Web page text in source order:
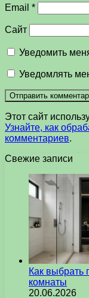
Email *
Сайт
Уведомить
Уведомлять
Этот сайт
Узнайте, как
комментариев.
Свежие записи
Как выбрать
комнаты
20.06.2026